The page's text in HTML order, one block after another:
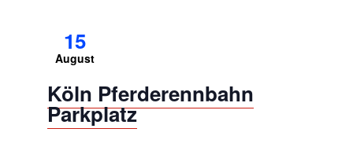
15
August
Köln Pferderennbahn
Parkplatz